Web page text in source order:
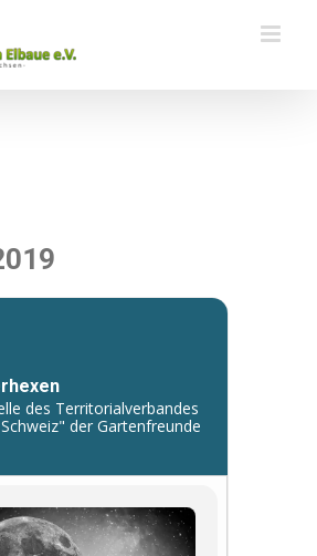
des Territorialverbandes
der Gartenfreunde